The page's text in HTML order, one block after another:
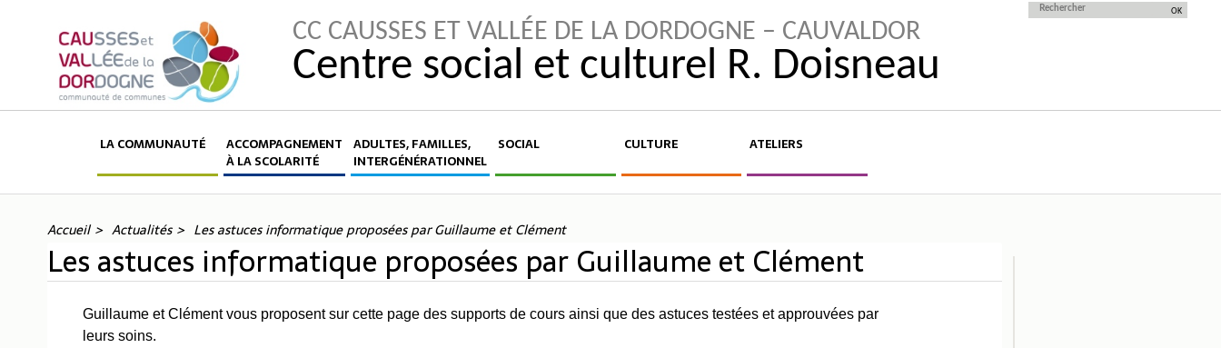
CC CAUSSES ET VALLÉE DE LA DORDOGNE – CAUVALDOR
Centre social et culturel R. Doisneau
LA COMMUNAUTÉ
ACCOMPAGNEMENT
À LA SCOLARITÉ
ADULTES, FAMILLES,
INTERGÉNÉRATIONNEL
SOCIAL CULTURE ATELIERS
Accueil Actualités Les astuces informatique proposées par Guillaume et Clément
Les astuces informatique proposées par Guillaume et Clément
Guillaume et Clément vous proposent sur cette page des supports de cours ainsi que des astuces testées et approuvées par
leurs soins.